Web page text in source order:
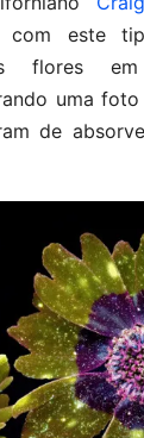
com este
flores
uma
de